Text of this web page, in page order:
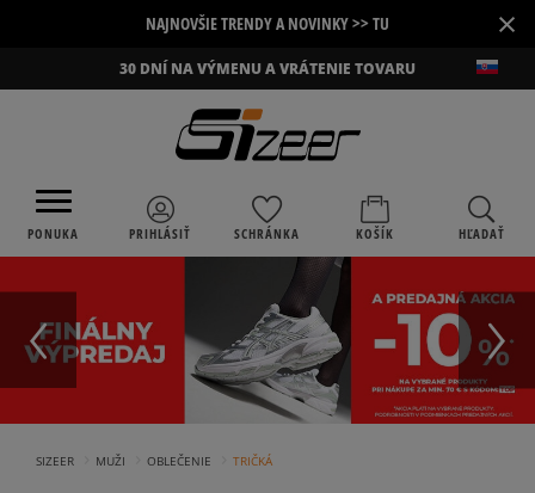
NAJNOVŠIE TRENDY A NOVINKY >> TU ×
30 DNÍ NA VÝMENU A VRÁTENIE TOVARU
PONUKA PRIHLÁSIŤ SCHRÁNKA KOŠÍK HĽADAŤ
SIZEER MUŽI OBLEČENIE TRIČKÁ